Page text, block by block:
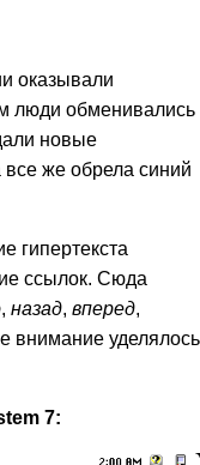
оказывали
люди обменивались
новые
все же обрела синий
гипертекста
ссылок. Сюда
, назад, вперед,
внимание уделялось
7: